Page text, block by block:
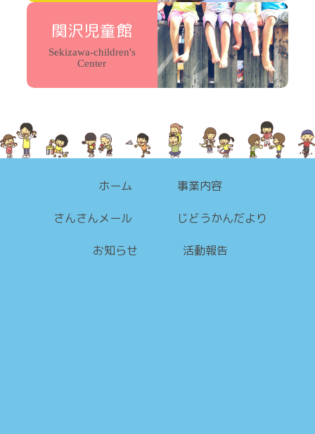
関沢児童館
Sekizawa-children's
Center
ホーム 事業内容
さんさんメール じどうかんだより
お知らせ 活動報告